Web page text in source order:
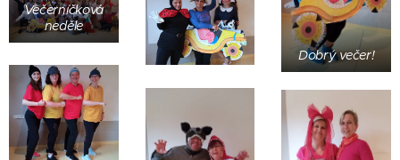
Dobrý večer!
Večerníčková
neděle